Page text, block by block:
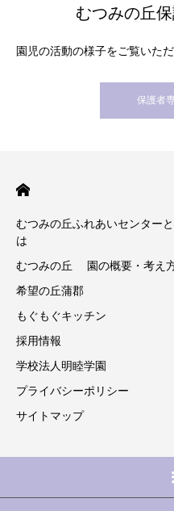
むつみの丘
園児の活動の様子をご覧いた
保護者
むつみの丘ふれあいセンターと
は
むつみの丘 園の概要・考え
希望の丘蒲郡
もぐもぐキッチン
採用情報
学校法人明睦学園
プライバシーポリシー
サイトマップ